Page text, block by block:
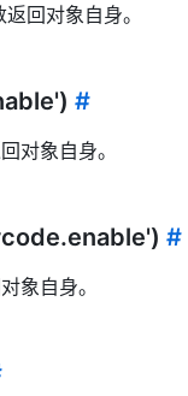
回对象自身。
#
对象自身。
#
象自身。